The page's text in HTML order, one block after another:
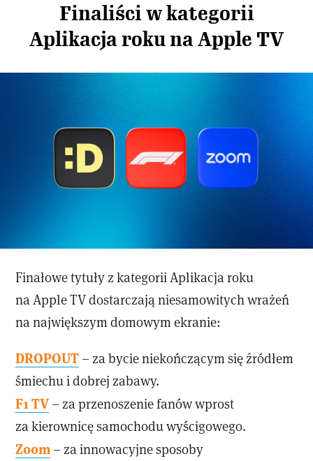
Finaliści w kategorii
Aplikacja roku na Apple TV
Finałowe tytuły z kategorii Aplikacja roku
na Apple TV dostarczają niesamowitych wrażeń
na największym domowym ekranie:
DROPOUT – za bycie niekończącym się źródłem
śmiechu i dobrej zabawy.
F1 TV – za przenoszenie fanów wprost
za kierownicę samochodu wyścigowego.
Zoom – za innowacyjne sposoby